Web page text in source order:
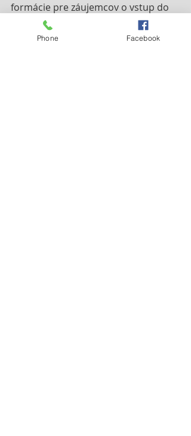
formácie pre záujemcov o vstup do
rehoľného spoločenstva.
Phone Facebook